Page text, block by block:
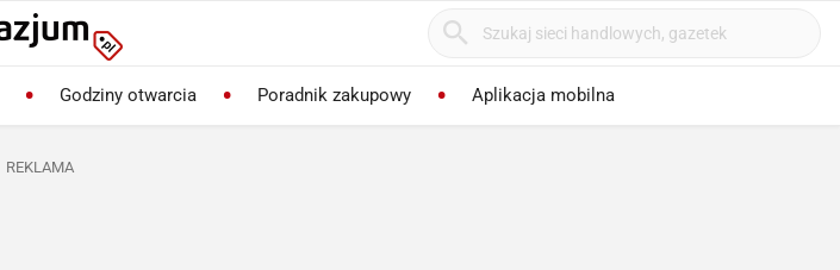
Godziny otwarcia Poradnik zakupowy Aplikacja mobilna
REKLAMA